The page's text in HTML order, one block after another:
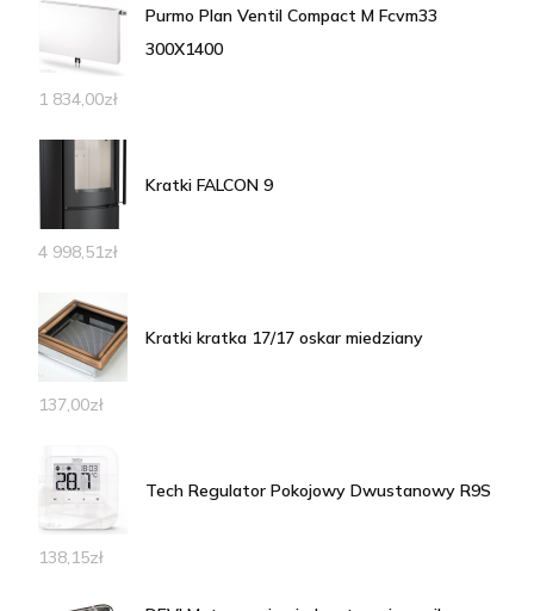
Purmo Plan Ventil Compact M Fcvm33
300X1400
1 834,00zł
Kratki FALCON 9
4 998,51zł
Kratki kratka 17/17 oskar miedziany
137,00zł
Tech Regulator Pokojowy Dwustanowy R9S
138,15zł